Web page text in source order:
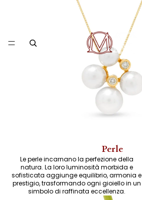
Perle
Le perle incarnano la perfezione della
natura. La loro luminosità morbida e
sofisticata aggiunge equilibrio, armonia e
prestigio, trasformando ogni gioiello in un
simbolo di raffinata eccellenza.